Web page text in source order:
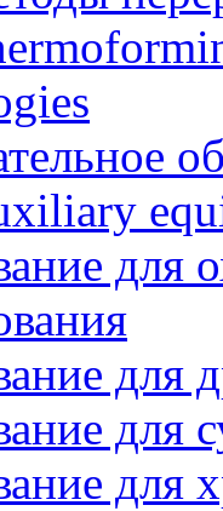
для
для
для
для